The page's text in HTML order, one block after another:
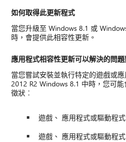
如何取得此更新程式
當您升級至 Windows 8.1 或
時，會提供此相容性更新。
應用程式相容性更新可以解決的問
當您嘗試安裝並執行特定的遊戲或
2012 R2 Windows 8.1 中時，您可
徵狀︰
遊戲、 應用程式或驅動程
遊戲、 應用程式或驅動程